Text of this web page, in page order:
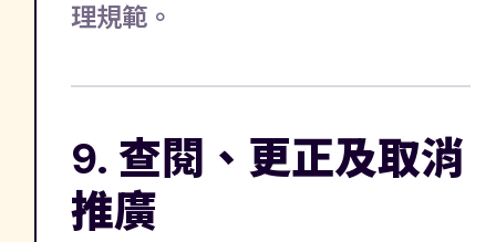
理規範。
9. 查閱、更正及取消
推廣